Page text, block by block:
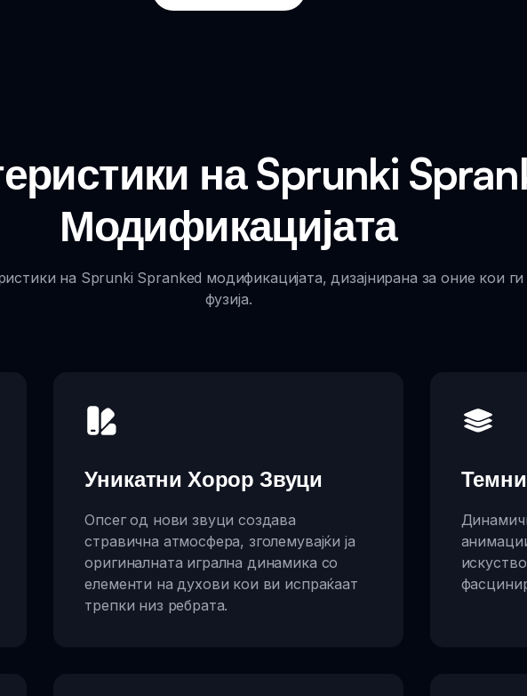
на Sprunki
Модификацијата
на Sprunki Spranked модификацијата, дизајнирана за оние кои
фузија.
Уникатни Хорор Звуци
Опсег од нови звуци создава
стравична атмосфера, зголемувајќи ја
оригиналната игрална динамика со
елементи на духови кои ви испраќаат
трепки низ ребрата.